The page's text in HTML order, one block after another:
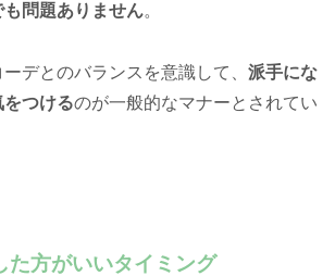
問題ありません。
デとのバランスを意識して、 派手にな
をつけるのが一般的なマナーとされてい
た方がいいタイミング